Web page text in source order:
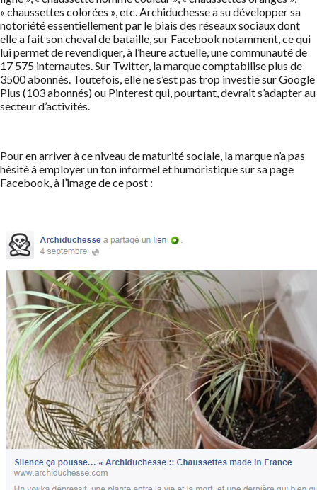
« chaussettes colorées », etc. Archiduchesse a su développer sa
notoriété essentiellement par le biais des réseaux sociaux dont
elle a fait son cheval de bataille, sur Facebook notamment, ce qui
lui permet de revendiquer, à l’heure actuelle, une communauté de
17 575 internautes. Sur Twitter, la marque comptabilise plus de
3500 abonnés. Toutefois, elle ne s’est pas trop investie sur Google
Plus (103 abonnés) ou Pinterest qui, pourtant, devrait s’adapter au
secteur d’activités.
Pour en arriver à ce niveau de maturité sociale, la marque n’a pas
hésité à employer un ton informel et humoristique sur sa page
Facebook, à l’image de ce post :